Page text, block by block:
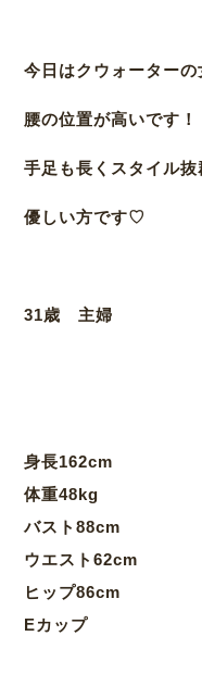
今日はクウォーター
腰の位置が高いです！
手足も長くスタイル
優しい方です♡
31歳 主婦
身長162cm
体重48kg
バスト88cm
ウエスト62cm
ヒップ86cm
Eカップ